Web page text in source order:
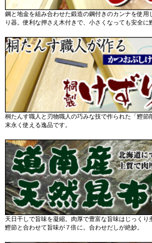
鋼と地金を組み合わせた鍛造の鋼付きのカンナを使用
り器。便利な押さえ木付きで、小さくなっても安全に
桐たんす職人と刃物職人の巧みな技で作られた「鰹節
末永く使える逸品です。
天日干しで旨味を凝縮。肉厚で豊富な旨味はじっくり
鰹節と合わせて旨味が７倍に。合わせだしが絶妙。